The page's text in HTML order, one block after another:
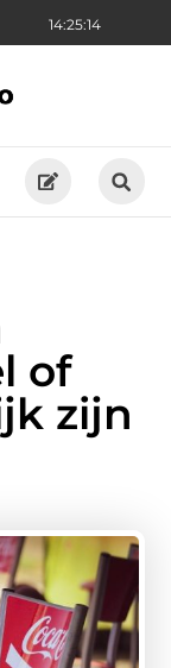
14:25:16
of
zijn